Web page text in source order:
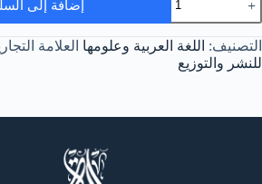
بغية
الأعجمي
لفهم
اللسان
العربي
إضافة إلى
التصنيف: اللغة العربية وعلومها العلامة
للنشر والتوزيع